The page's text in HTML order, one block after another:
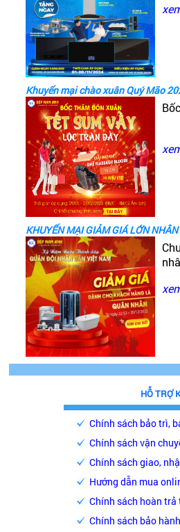
Khuyến mại chào xuân Quý Mão
KHUYẾN MẠI GIẢM GIÁ LỚN
HỖ TRỢ
Chính sách bảo trì,
Chính sách vận
Chính sách giao,
Hướng dẫn mua
Chính sách hoàn trả
Chính sách bảo